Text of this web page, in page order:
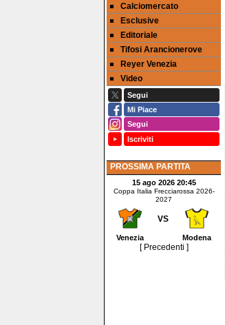
Calciomercato
Esclusive
Editoriale
Tifosi Arancionerove
Reyer Venezia
Video
Segui
Mi Piace
Segui
Iscriviti
PROSSIMA PARTITA
15 ago 2026 20:45
Coppa Italia Frecciarossa 2026-
2027
VS
Venezia Modena
[ Precedenti ]